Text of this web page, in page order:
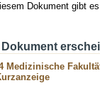
Dokument gibt
Dokument
Medizinische